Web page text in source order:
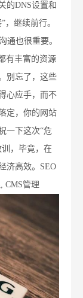
的DNS设置和
，继续前行。
通也很重要。
有丰富的资源
别忘了，这些
心应手，而不
定，你的网站
一下这次“危
，毕竟，在
济高效。SEO
CMS管理